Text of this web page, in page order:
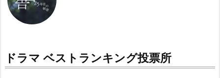
ドラマ ベストランキング投票所